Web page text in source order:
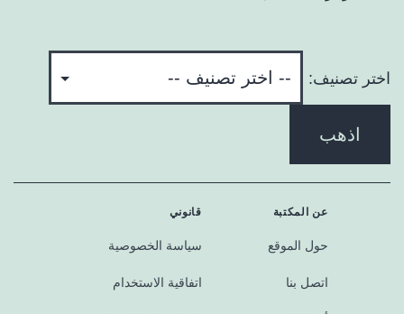
اختر تصنيف:
اذهب
عن المكتبة
حول الموقع
اتصل بنا
قانوني
سياسة الخصوصية
اتفاقية الاستخدام